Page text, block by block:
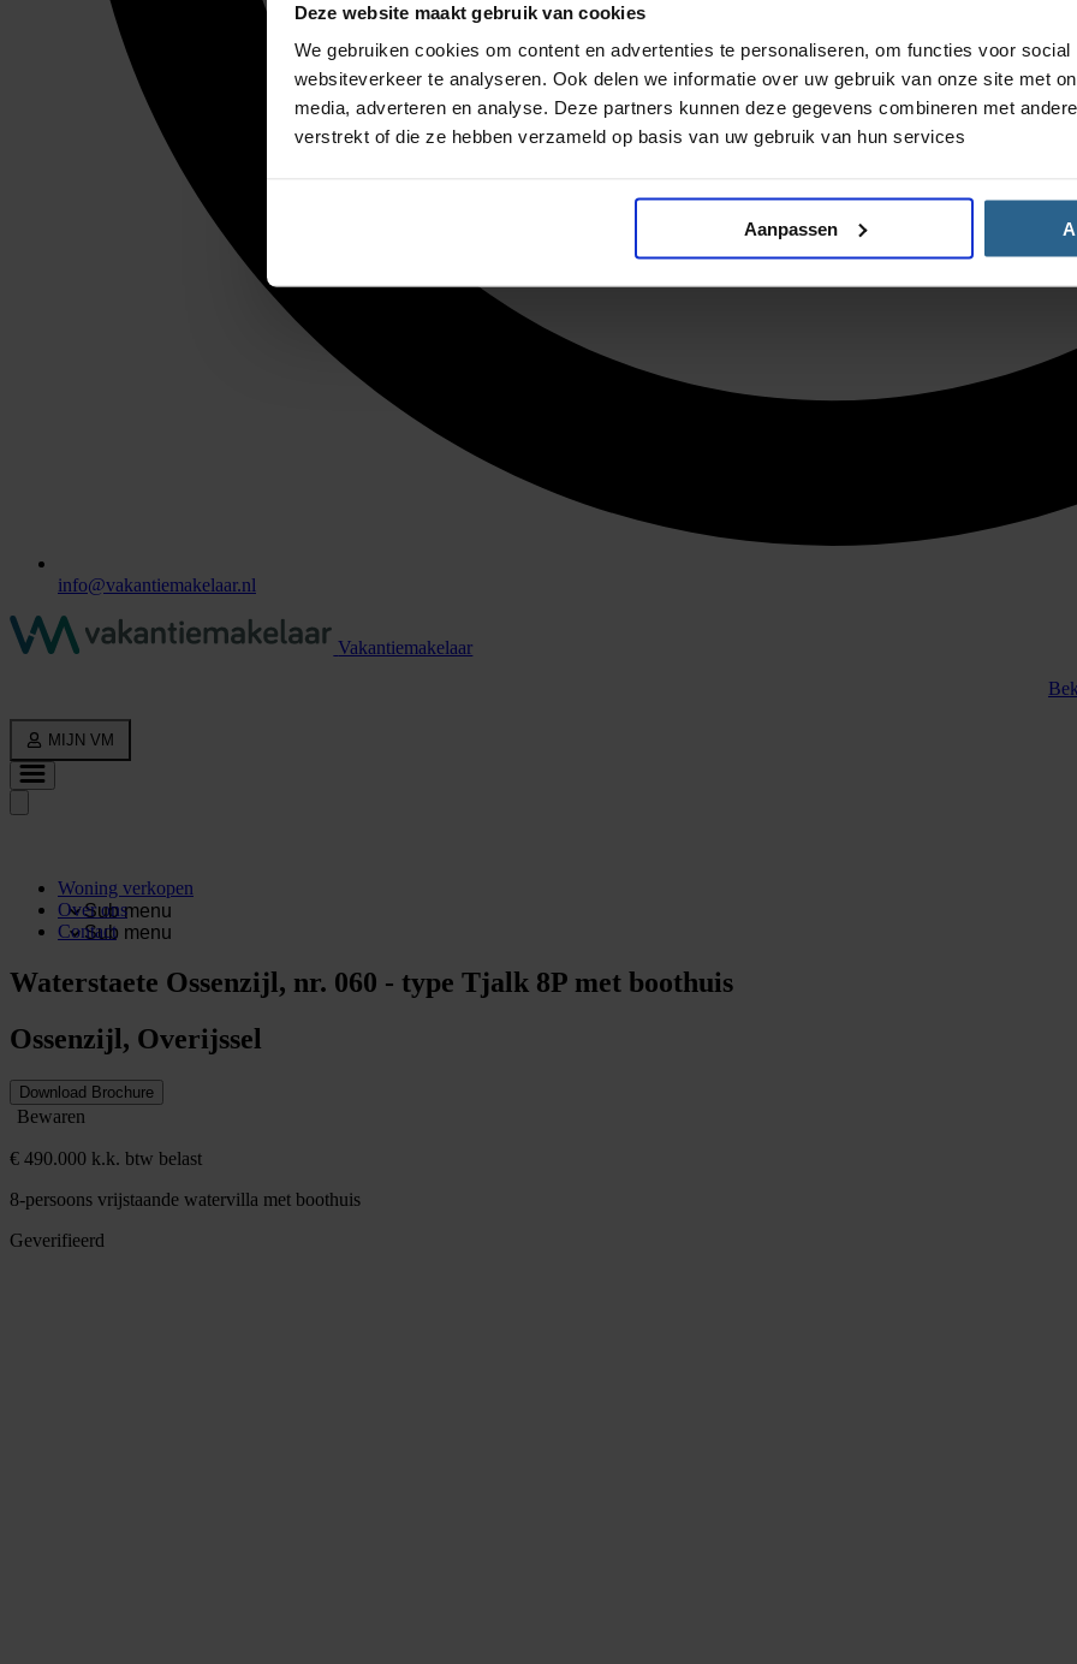
Deze website maakt gebruik van cookies
We gebruiken cookies om content en advertenties te personaliseren, om functies voor
websiteverkeer te analyseren. Ook delen we informatie over uw gebruik van onze site met
media, adverteren en analyse. Deze partners kunnen deze gegevens combineren met
verstrekt of die ze hebben verzameld op basis van uw gebruik van hun services
Aanpassen
info@vakantiemakelaar.nl
Vakantiemakelaar
MIJN VM
Woning verkopen
Sub menu
Over ons
Sub menu
Contact
Waterstaete Ossenzijl, nr. 060 - type Tjalk 8P met boothuis
Ossenzijl, Overijssel
Download Brochure
Bewaren
€ 490.000 k.k. btw belast
8-persoons vrijstaande watervilla met boothuis
Geverifieerd